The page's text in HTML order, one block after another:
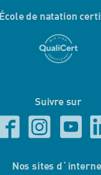
École de natation
Suivre sur
Nos sites